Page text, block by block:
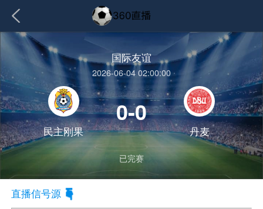
国际友谊
2026-06-04 02:00:00
民主刚果
0-0
丹麦
已完赛
直播信号源